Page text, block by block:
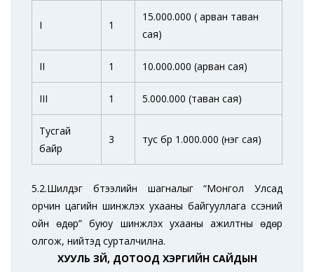
I 1
15.000.000 ( арван таван
сая)
II 1 10.000.000 (арван сая)
III 1 5.000.000 (таван сая)
Тусгай
байр
3 тус бүр 1.000.000 (нэг сая)
5.2.Шилдэг бүтээлийн шагналыг “Монгол Улсад
орчин цагийн шинжлэх ухааны байгууллага үүссэний
ойн өдөр” буюу шинжлэх ухааны ажилтны өдөр
олгож, нийтэд сурталчилна.
ХУУЛЬ ЗҮЙ, ДОТООД ХЭРГИЙН САЙДЫН